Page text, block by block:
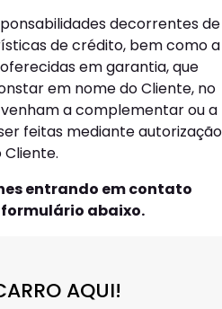
decorrentes de
de crédito, bem como a
em garantia, que
em nome do Cliente, no
venham a complementar ou a
feitas mediante autorização
Cliente.
entrando em contato
abaixo.
AQUI!